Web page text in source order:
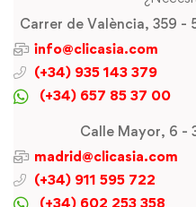
Carrer de València, 359 -
info@clicasia.com
(+34) 935 143 379
(+34) 657 85 37 00
Calle Mayor, 6 -
madrid@clicasia.com
(+34) 911 595 722
(+34) 602 253 358